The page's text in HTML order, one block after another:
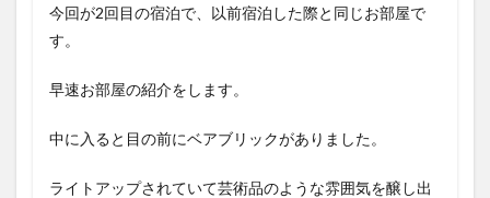
今回が2回目の宿泊で、以前宿泊した際と同じお部屋で
す。
早速お部屋の紹介をします。
中に入ると目の前にベアブリックがありました。
ライトアップされていて芸術品のような雰囲気を醸し出